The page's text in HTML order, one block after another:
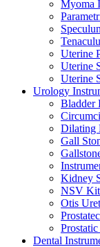
Myoma
Uterine
Uterine
Uterine
Urology
Bladder
Dilating
Gall
Kidney
NSV Kit
Otis
Dental